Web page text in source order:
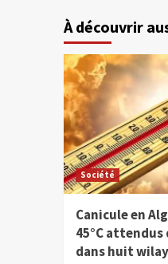
À découvrir
Société
Canicule en
45°C attendus
dans huit